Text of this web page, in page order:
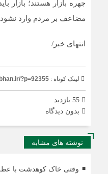
چهره بازار هستند؛ بازار
مضاعف بر مردم وارد
انتهای خبر/
لینک کوتاه : ?p=92355
بدون دیدگاه
نوشته های مشابه
وقتی خاک کوهدشت با عطر